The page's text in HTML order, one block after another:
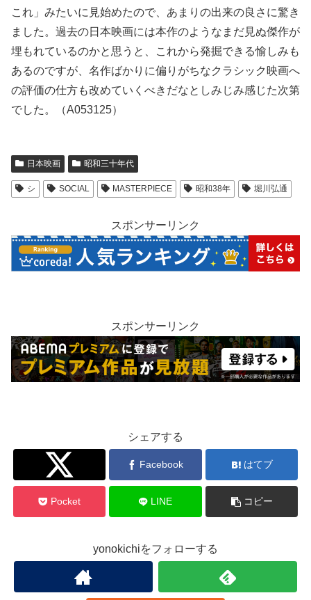
これ」みたいに見始めたので、あまりの出来の良さに驚き
ました。過去の日本映画には本作のようなまだ見ぬ傑作が
埋もれているのかと思うと、これから発掘できる愉しみも
あるのですが、名作ばかりに偏りがちなクラシック映画へ
の評価の仕方も改めていくべきだなとしみじみ感じた次第
でした。（A053125）
日本映画 昭和三十年代
シ SOCIAL MASTERPIECE 昭和38年 堀川弘通
スポンサーリンク
スポンサーリンク
シェアする
Twitter Facebook はてブ
Pocket LINE コピー
yonokichiをフォローする